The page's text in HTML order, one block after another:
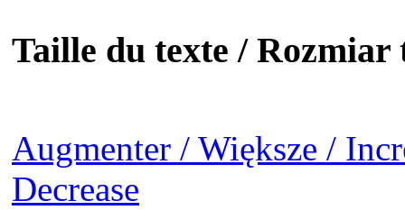
Taille du texte / Rozmiar
Augmenter / Większe /
Decrease